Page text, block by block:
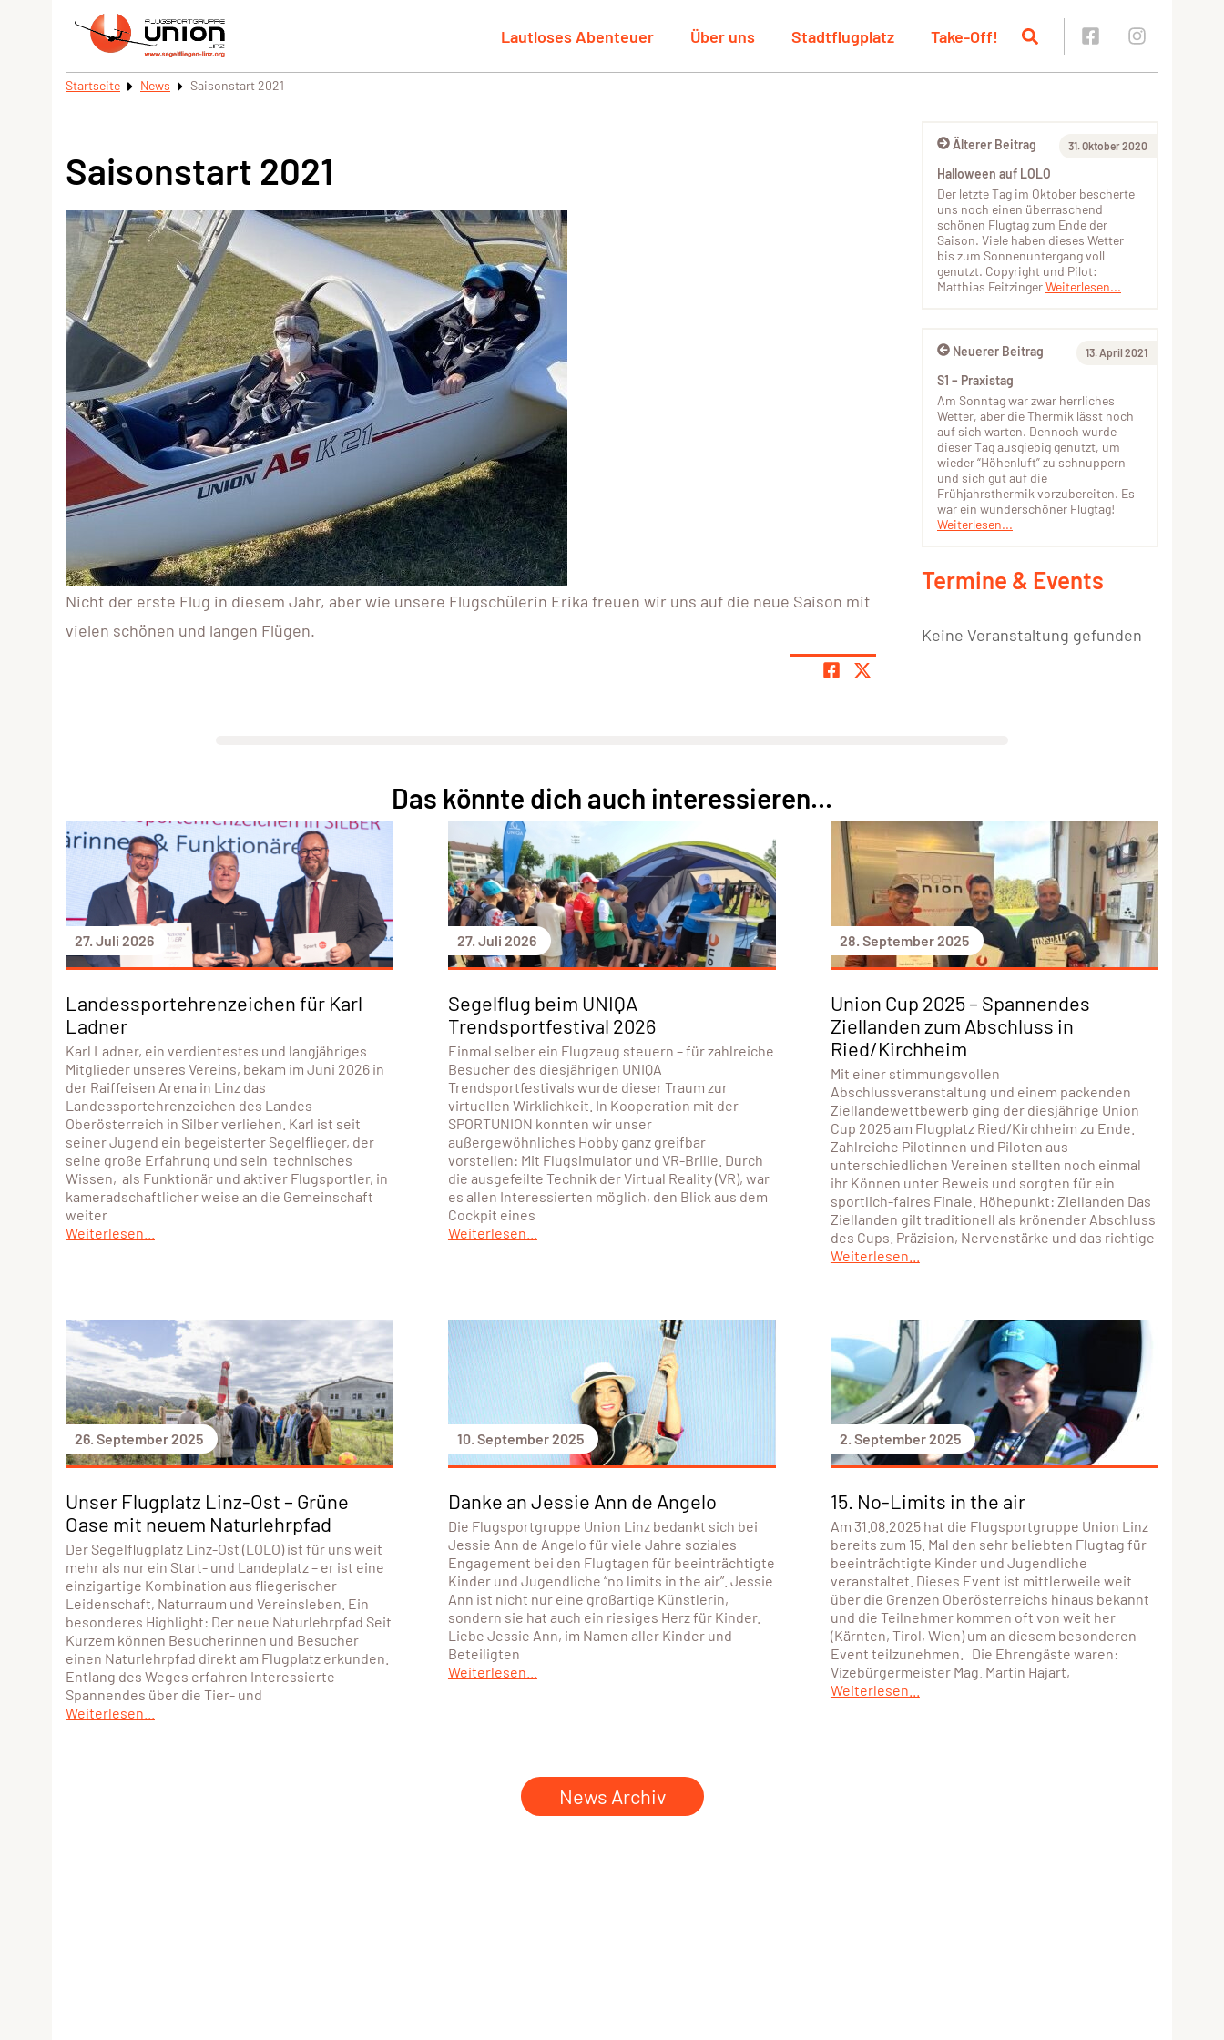
Lautloses Abenteuer Über uns Stadtflugplatz Take-Off!
Startseite News Saisonstart 2021
Saisonstart 2021
Nicht der erste Flug in diesem Jahr, aber wie unsere Flugschülerin Erika freuen wir uns auf die neue Saison mit
vielen schönen und langen Flügen.
Älterer Beitrag 31. Oktober 2020
Halloween auf LOLO
Der letzte Tag im Oktober bescherte
uns noch einen überraschend
schönen Flugtag zum Ende der
Saison. Viele haben dieses Wetter
bis zum Sonnenuntergang voll
genutzt. Copyright und Pilot:
Matthias FeitzingerWeiterlesen...
Neuerer Beitrag 13. April 2021
S1 – Praxistag
Am Sonntag war zwar herrliches
Wetter, aber die Thermik lässt noch
auf sich warten. Dennoch wurde
dieser Tag ausgiebig genutzt, um
wieder “Höhenluft” zu schnuppern
und sich gut auf die
Frühjahrsthermik vorzubereiten. Es
war ein wunderschöner Flugtag!
Weiterlesen...
Termine & Events
Keine Veranstaltung gefunden
Das könnte dich auch interessieren...
27. Juli 2026
Landessportehrenzeichen für Karl
Ladner
Karl Ladner, ein verdientestes und langjähriges
Mitglieder unseres Vereins, bekam im Juni 2026 in
der Raiffeisen Arena in Linz das
Landessportehrenzeichen des Landes
Oberösterreich in Silber verliehen. Karl ist seit
seiner Jugend ein begeisterter Segelflieger, der
seine große Erfahrung und sein technisches
Wissen, als Funktionär und aktiver Flugsportler, in
kameradschaftlicher weise an die Gemeinschaft
weiter
Weiterlesen...
27. Juli 2026
Segelflug beim UNIQA
Trendsportfestival 2026
Einmal selber ein Flugzeug steuern – für zahlreiche
Besucher des diesjährigen UNIQA
Trendsportfestivals wurde dieser Traum zur
virtuellen Wirklichkeit. In Kooperation mit der
SPORTUNION konnten wir unser
außergewöhnliches Hobby ganz greifbar
vorstellen: Mit Flugsimulator und VR-Brille. Durch
die ausgefeilte Technik der Virtual Reality (VR), war
es allen Interessierten möglich, den Blick aus dem
Cockpit eines
Weiterlesen...
28. September 2025
Union Cup 2025 – Spannendes
Ziellanden zum Abschluss in
Ried/Kirchheim
Mit einer stimmungsvollen
Abschlussveranstaltung und einem packenden
Ziellandewettbewerb ging der diesjährige Union
Cup 2025 am Flugplatz Ried/Kirchheim zu Ende.
Zahlreiche Pilotinnen und Piloten aus
unterschiedlichen Vereinen stellten noch einmal
ihr Können unter Beweis und sorgten für ein
sportlich-faires Finale. Höhepunkt: Ziellanden Das
Ziellanden gilt traditionell als krönender Abschluss
des Cups. Präzision, Nervenstärke und das richtige
Weiterlesen...
26. September 2025
Unser Flugplatz Linz-Ost – Grüne
Oase mit neuem Naturlehrpfad
Der Segelflugplatz Linz-Ost (LOLO) ist für uns weit
mehr als nur ein Start- und Landeplatz – er ist eine
einzigartige Kombination aus fliegerischer
Leidenschaft, Naturraum und Vereinsleben. Ein
besonderes Highlight: Der neue Naturlehrpfad Seit
Kurzem können Besucherinnen und Besucher
einen Naturlehrpfad direkt am Flugplatz erkunden.
Entlang des Weges erfahren Interessierte
Spannendes über die Tier- und
Weiterlesen...
10. September 2025
Danke an Jessie Ann de Angelo
Die Flugsportgruppe Union Linz bedankt sich bei
Jessie Ann de Angelo für viele Jahre soziales
Engagement bei den Flugtagen für beeinträchtigte
Kinder und Jugendliche “no limits in the air”. Jessie
Ann ist nicht nur eine großartige Künstlerin,
sondern sie hat auch ein riesiges Herz für Kinder.
Liebe Jessie Ann, im Namen aller Kinder und
Beteiligten
Weiterlesen...
2. September 2025
15. No-Limits in the air
Am 31.08.2025 hat die Flugsportgruppe Union Linz
bereits zum 15. Mal den sehr beliebten Flugtag für
beeinträchtigte Kinder und Jugendliche
veranstaltet. Dieses Event ist mittlerweile weit
über die Grenzen Oberösterreichs hinaus bekannt
und die Teilnehmer kommen oft von weit her
(Kärnten, Tirol, Wien) um an diesem besonderen
Event teilzunehmen. Die Ehrengäste waren:
Vizebürgermeister Mag. Martin Hajart,
Weiterlesen...
News Archiv